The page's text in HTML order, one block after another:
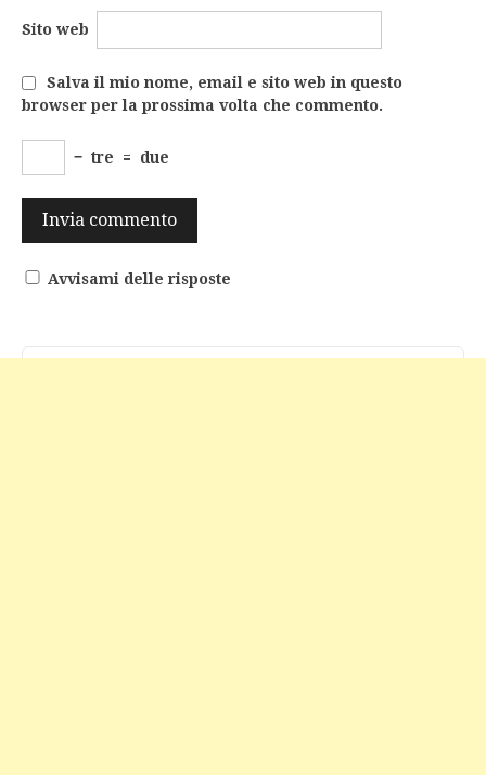
Sito web
Salva il mio nome, email e sito web in questo
browser per la prossima volta che commento.
− tre = due
Avvisami delle risposte